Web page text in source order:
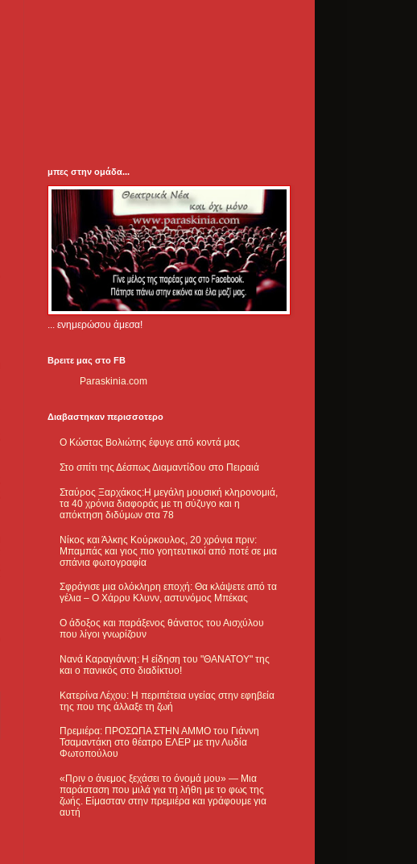
μπες στην ομάδα...
... ενημερώσου άμεσα!
Βρειτε μας στο FB
Paraskinia.com
Διαβαστηκαν περισσοτερο
Ο Κώστας Βολιώτης έφυγε από κοντά μας
Στο σπίτι της Δέσπως Διαμαντίδου στο Πειραιά
Σταύρος Ξαρχάκος:Η μεγάλη μουσική κληρονομιά,
τα 40 χρόνια διαφοράς με τη σύζυγο και η
απόκτηση διδύμων στα 78
Νίκος και Άλκης Κούρκουλος, 20 χρόνια πριν:
Μπαμπάς και γιος πιο γοητευτικοί από ποτέ σε μια
σπάνια φωτογραφία
Σφράγισε μια ολόκληρη εποχή: Θα κλάψετε από τα
γέλια – Ο Χάρρυ Κλυνν, αστυνόμος Μπέκας
Ο άδοξος και παράξενος θάνατος του Αισχύλου
που λίγοι γνωρίζουν
Νανά Καραγιάννη: Η είδηση του "ΘΑΝΑΤΟΥ" της
και ο πανικός στο διαδίκτυο!
Κατερίνα Λέχου: Η περιπέτεια υγείας στην εφηβεία
της που της άλλαξε τη ζωή
Πρεμιέρα: ΠΡΟΣΩΠΑ ΣΤΗΝ ΑΜΜΟ του Γιάννη
Τσαμαντάκη στο θέατρο ΕΛΕΡ με την Λυδία
Φωτοπούλου
«Πριν ο άνεμος ξεχάσει το όνομά μου» — Μια
παράσταση που μιλά για τη λήθη με το φως της
ζωής. Είμασταν στην πρεμιέρα και γράφουμε για
αυτή